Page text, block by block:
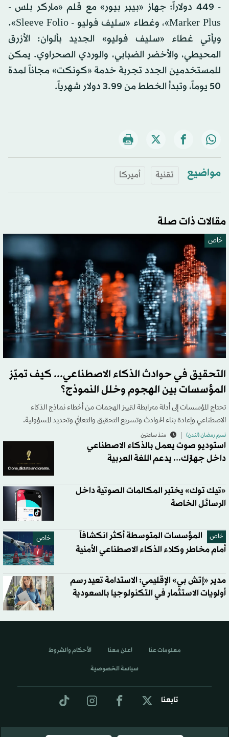
- 449 دولاراً: جهاز «بيبر بيور» مع قلم «ماركر بلس -
Marker Plus»، وغطاء «سليف فوليو - Sleeve Folio».
ويأتي غطاء «سليف فوليو» الجديد بألوان: الأزرق
المحيطي، والأخضر الضبابي، والوردي الصحراوي. يمكن
للمستخدمين الجدد تجربة خدمة «كونكت» مجاناً لمدة
50 يوماً، وتبدأ الخطط من 3.99 دولار شهرياً.
مواضيع تقنية أميركا
مقالات ذات صلة
خاص
التحقيق في حوادث الذكاء الاصطناعي... كيف تميّز
المؤسسات بين الهجوم وخلل النموذج؟
تحتاج المؤسسات إلى أدلة مترابطة لتمييز الهجمات من أخطاء نماذج الذكاء
الاصطناعي وإعادة بناء الحوادث وتسريع التحقيق والتعافي وتحديد المسؤولية.
نسيم رمضان (لندن) منذ ساعتين
استوديو صوت يعمل بالذكاء الاصطناعي
داخل جهازك... يدعم اللغة العربية
«تيك توك» يختبر المكالمات الصوتية داخل
الرسائل الخاصة
خاص خاص
المؤسسات المتوسطة أكثر انكشافاً
أمام مخاطر وكلاء الذكاء الاصطناعي الأمنية
مدير «إتش بي» الإقليمي: الاستدامة تعيد رسم
أولويات الاستثمار في التكنولوجيا بالسعودية
تابعنا
معلومات عنا اعلن معنا الأحكام والشروط
سياسة الخصوصية